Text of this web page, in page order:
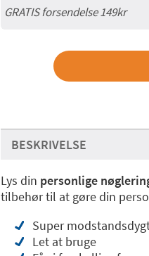
GRATIS forsendelse 149kr
BESKRIVELSE
Lys din personlige
tilbehør til at gøre din
Super
Let at bruge